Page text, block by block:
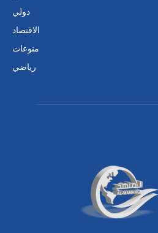
دولي
الاقتصاد
منوعات
رياضي